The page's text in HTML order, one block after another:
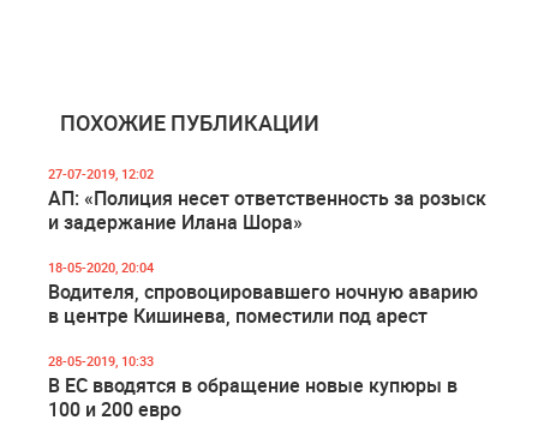
ПОХОЖИЕ ПУБЛИКАЦИИ
27-07-2019, 12:02
АП: «Полиция несет ответственность за розыск
и задержание Илана Шора»
18-05-2020, 20:04
Водителя, спровоцировавшего ночную аварию
в центре Кишинева, поместили под арест
28-05-2019, 10:33
В ЕС вводятся в обращение новые купюры в
100 и 200 евро